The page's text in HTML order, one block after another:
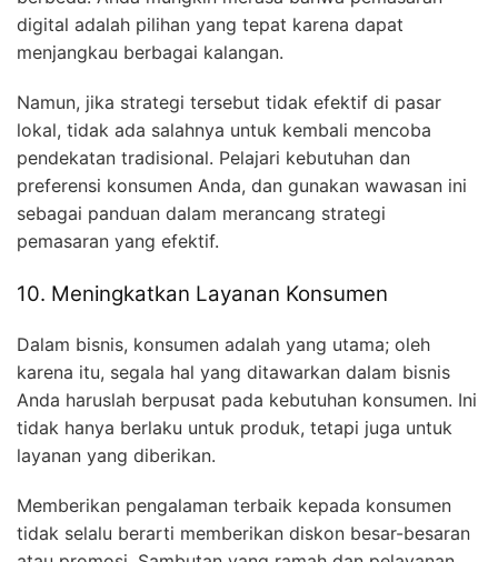
digital adalah pilihan yang tepat karena dapat
menjangkau berbagai kalangan.
Namun, jika strategi tersebut tidak efektif di pasar
lokal, tidak ada salahnya untuk kembali mencoba
pendekatan tradisional. Pelajari kebutuhan dan
preferensi konsumen Anda, dan gunakan wawasan ini
sebagai panduan dalam merancang strategi
pemasaran yang efektif.
10. Meningkatkan Layanan Konsumen
Dalam bisnis, konsumen adalah yang utama; oleh
karena itu, segala hal yang ditawarkan dalam bisnis
Anda haruslah berpusat pada kebutuhan konsumen. Ini
tidak hanya berlaku untuk produk, tetapi juga untuk
layanan yang diberikan.
Memberikan pengalaman terbaik kepada konsumen
tidak selalu berarti memberikan diskon besar-besaran